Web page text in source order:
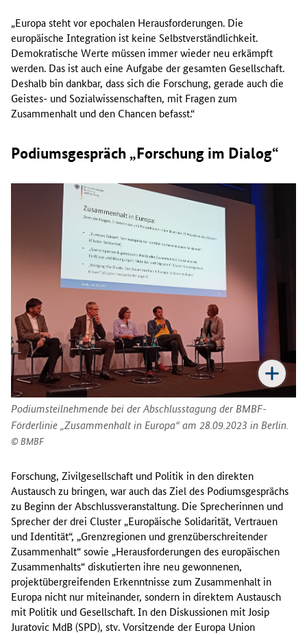
„Europa steht vor epochalen Herausforderungen. Die
europäische Integration ist keine Selbstverständlichkeit.
Demokratische Werte müssen immer wieder neu erkämpft
werden. Das ist auch eine Aufgabe der gesamten Gesellschaft.
Deshalb bin dankbar, dass sich die Forschung, gerade auch die
Geistes- und Sozialwissenschaften, mit Fragen zum
Zusammenhalt und den Chancen befasst.“
Podiumsgespräch „Forschung im Dialog“
Podiumsteilnehmende bei der Abschlusstagung der BMBF-
Förderlinie „Zusammenhalt in Europa“ am 28.09.2023 in Berlin.
BMBF
Forschung, Zivilgesellschaft und Politik in den direkten
Austausch zu bringen, war auch das Ziel des Podiumsgesprächs
zu Beginn der Abschlussveranstaltung. Die Sprecherinnen und
Sprecher der drei Cluster „Europäische Solidarität, Vertrauen
und Identität“, „Grenzregionen und grenzüberschreitender
Zusammenhalt“ sowie „Herausforderungen des europäischen
Zusammenhalts“ diskutierten ihre neu gewonnenen,
projektübergreifenden Erkenntnisse zum Zusammenhalt in
Europa nicht nur miteinander, sondern in direktem Austausch
mit Politik und Gesellschaft. In den Diskussionen mit Josip
Juratovic MdB (SPD), stv. Vorsitzende der Europa Union